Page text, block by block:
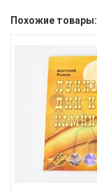
Похожие товары: